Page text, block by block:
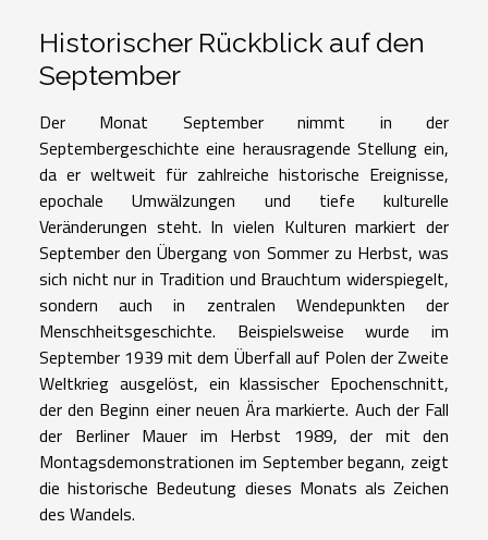
Historischer Rückblick auf den
September
Der Monat September nimmt in der
Septembergeschichte eine herausragende Stellung ein,
da er weltweit für zahlreiche historische Ereignisse,
epochale Umwälzungen und tiefe kulturelle
Veränderungen steht. In vielen Kulturen markiert der
September den Übergang von Sommer zu Herbst, was
sich nicht nur in Tradition und Brauchtum widerspiegelt,
sondern auch in zentralen Wendepunkten der
Menschheitsgeschichte. Beispielsweise wurde im
September 1939 mit dem Überfall auf Polen der Zweite
Weltkrieg ausgelöst, ein klassischer Epochenschnitt,
der den Beginn einer neuen Ära markierte. Auch der Fall
der Berliner Mauer im Herbst 1989, der mit den
Montagsdemonstrationen im September begann, zeigt
die historische Bedeutung dieses Monats als Zeichen
des Wandels.